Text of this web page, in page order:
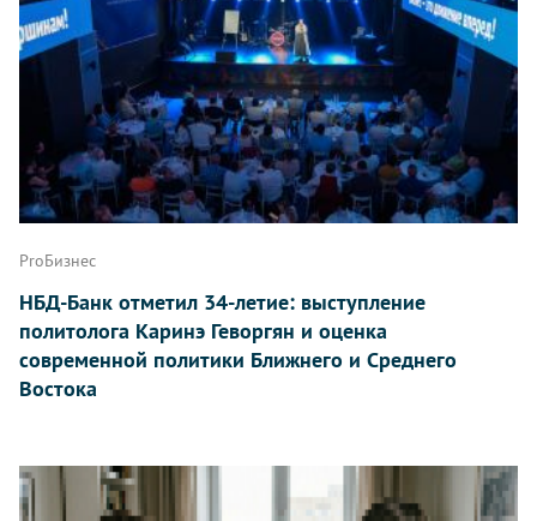
ProБизнес
НБД-Банк отметил 34-летие: выступление
политолога Каринэ Геворгян и оценка
современной политики Ближнего и Среднего
Востока